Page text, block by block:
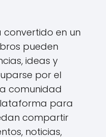
convertido en un
pueden
ideas y
por el
comunidad
para
compartir
noticias,